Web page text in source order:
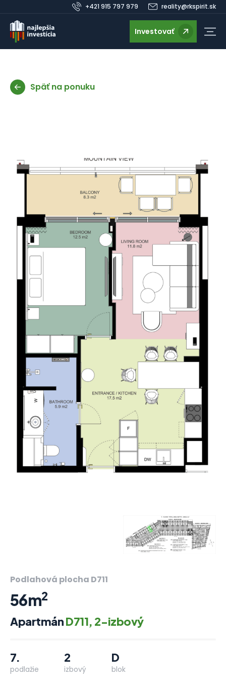
+421 915 797 979 reality@rkspirit.sk
Investovať
Späť na ponuku
Podlahová plocha D711
56m2
ApartmánD711, 2-izbový
7.
podlažie
2
izbový
D
blok